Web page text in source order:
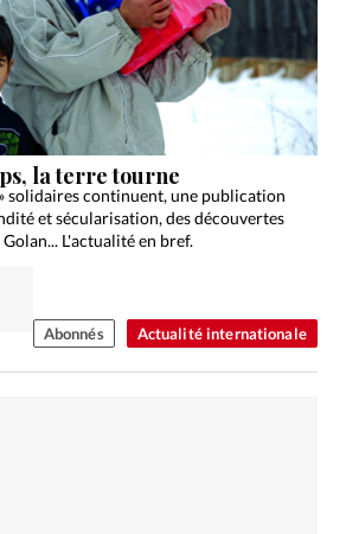
Actualité internationale
la terre tourne
solidaires continuent, une publication
et sécularisation, des découvertes
L'actualité en bref.
Abonnés